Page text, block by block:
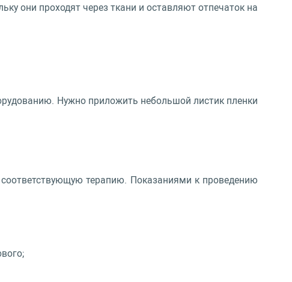
они проходят через ткани и оставляют отпечаток на
Нужно приложить небольшой листик пленки
терапию. Показаниями к проведению